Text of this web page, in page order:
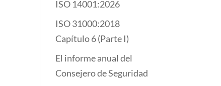
ISO 14001:2026
ISO 31000:2018
Capítulo 6 (Parte I)
El informe anual del
Consejero de Seguridad